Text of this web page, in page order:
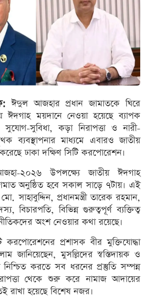
ঈদুল আজহার প্রধান জামাতকে ঘিরে
ঈদগাহ ময়দানে নেওয়া হয়েছে ব্যাপক
সুযোগ-সুবিধা, কড়া নিরাপত্তা ও নারী-
ব্যবস্থাপনার মাধ্যমে এবারও জাতীয়
ঢাকা দক্ষিণ সিটি করপোরেশন।
২০২৬ উপলক্ষ্যে জাতীয় ঈদগাহ
অনুষ্ঠিত হবে সকাল সাড়ে ৭টায়। এই
সাহাবুদ্দিন, প্রধানমন্ত্রী তারেক রহমান,
বিচারপতি, বিভিন্ন গুরুত্বপূর্ণ ব্যক্তিত্ব
অংশ নেওয়ার কথা রয়েছে।
করপোরেশনের প্রশাসক বীর মুক্তিযোদ্ধা
জানিয়েছেন, মুসল্লিদের স্বস্তিদায়ক ও
করতে সব ধরনের প্রস্তুতি সম্পন্ন
থেকে শুরু করে নামাজ আদায়ের
রাখা হয়েছে বিশেষ নজর।